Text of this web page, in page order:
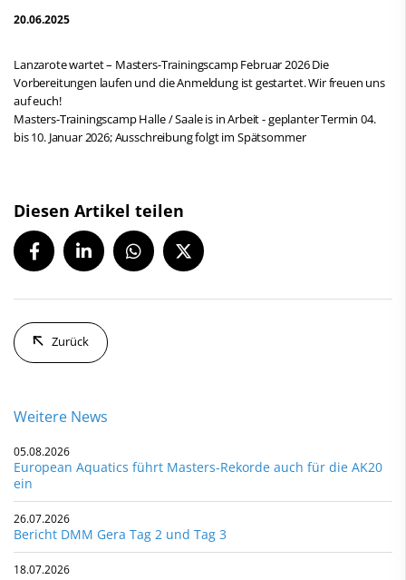
20.06.2025
Lanzarote wartet – Masters-Trainingscamp Februar 2026 Die
Vorbereitungen laufen und die Anmeldung ist gestartet. Wir freuen uns
auf euch!
Masters-Trainingscamp Halle / Saale is in Arbeit - geplanter Termin 04.
bis 10. Januar 2026; Ausschreibung folgt im Spätsommer
Diesen Artikel teilen
Zurück
Weitere News
05.08.2026
European Aquatics führt Masters-Rekorde auch für die AK20
ein
26.07.2026
Bericht DMM Gera Tag 2 und Tag 3
18.07.2026